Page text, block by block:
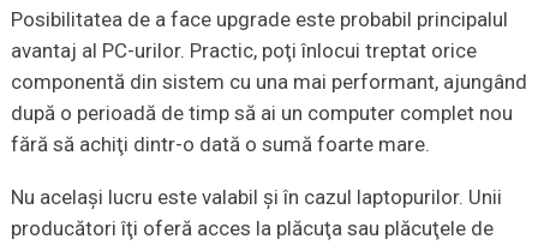
Posibilitatea de a face upgrade este probabil principalul
avantaj al PC-urilor. Practic, poţi înlocui treptat orice
componentă din sistem cu una mai performant, ajungând
după o perioadă de timp să ai un computer complet nou
fără să achiţi dintr-o dată o sumă foarte mare.
Nu acelaşi lucru este valabil şi în cazul laptopurilor. Unii
producători îţi oferă acces la plăcuţa sau plăcuţele de